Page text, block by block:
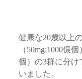
健康な20歳以上
（50mg:1000億
個）の3群に分け
いました。